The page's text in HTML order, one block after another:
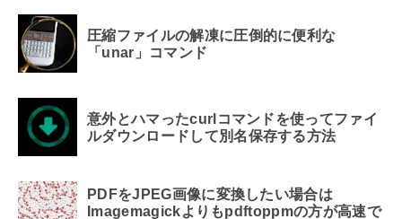
圧縮ファイルの解凍に圧倒的に便利な
「unar」コマンド
意外とハマったcurlコマンドを使ってファイ
ルダウンロードして別名保存する方法
PDFをJPEG画像に変換したい場合は
Imagemagickよりもpdftoppmの方が高速で